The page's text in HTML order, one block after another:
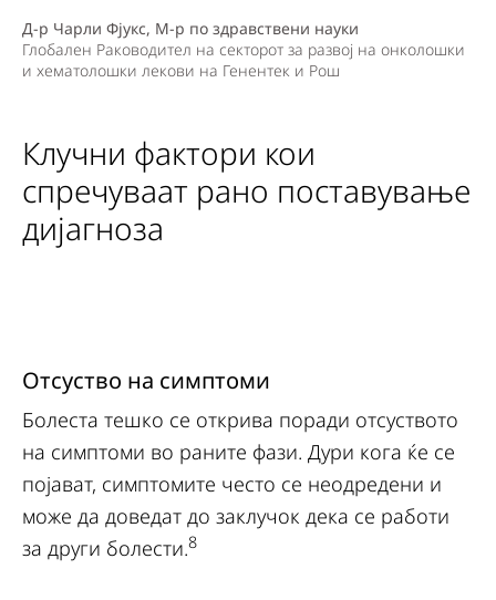
Д-р Чарли Фјукс, М-р по здравствени науки
Глобален Раководител на секторот за развој на онколошки
и хематолошки лекови на Генентек и Рош
Клучни фактори кои
спречуваат рано поставување
дијагноза
Отсуство на симптоми
Болеста тешко се открива поради отсуството
на симптоми во раните фази. Дури кога ќе се
појават, симптомите често се неодредени и
може да доведат до заклучок дека се работи
за други болести.8